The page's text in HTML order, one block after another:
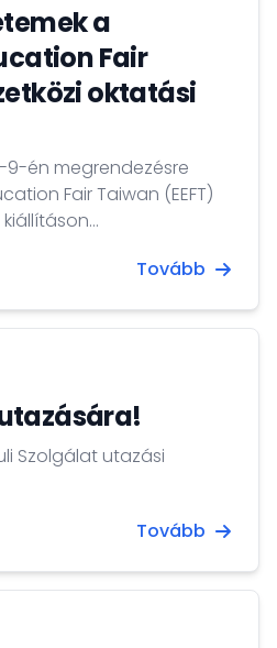
a
Fair
oktatási
9-én megrendezésre
Fair Taiwan (EEFT)
a Pécsi
Tovább
Szolgálat utazási
Tovább